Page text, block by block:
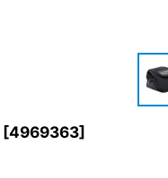
[4969363]